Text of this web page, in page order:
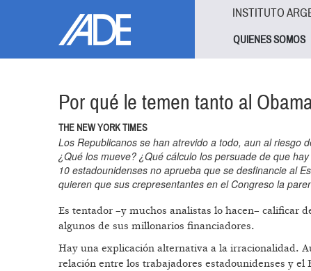
INSTITUTO
QUIENES SOMOS
Por qué le temen tanto al
THE NEW YORK TIMES
Los Republicanos se han atrevido a todo, aun al riesgo
¿Qué los mueve? ¿Qué cálculo los persuade de que
10 estadounidenses no aprueba que se desfinancie al
quieren que sus crepresentantes en el Congreso la
Es tentador –y muchos analistas lo hacen– calificar
algunos de sus millonarios financiadores.
Hay una explicación alternativa a la irracionalidad.
relación entre los trabajadores estadounidenses y el